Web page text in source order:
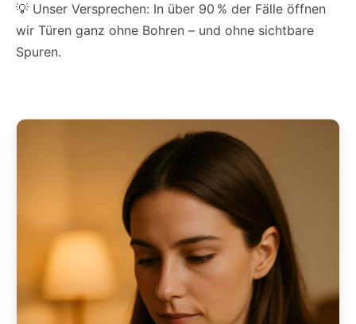
💡 Unser Versprechen: In über 90 % der Fälle öffnen
wir Türen ganz ohne Bohren – und ohne sichtbare
Spuren.